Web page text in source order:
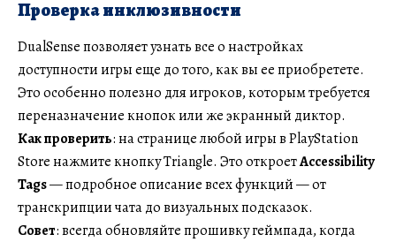
Проверка инклюзивности
DualSense позволяет узнать все о настройках
доступности игры еще до того, как вы ее приобретете.
Это особенно полезно для игроков, которым требуется
переназначение кнопок или же экранный диктор.
Как проверить: на странице любой игры в PlayStation
Store нажмите кнопку Triangle. Это откроетAccessibility
Tags— подробное описание всех функций — от
транскрипции чата до визуальных подсказок.
Совет: всегда обновляйте прошивку геймпада, когда